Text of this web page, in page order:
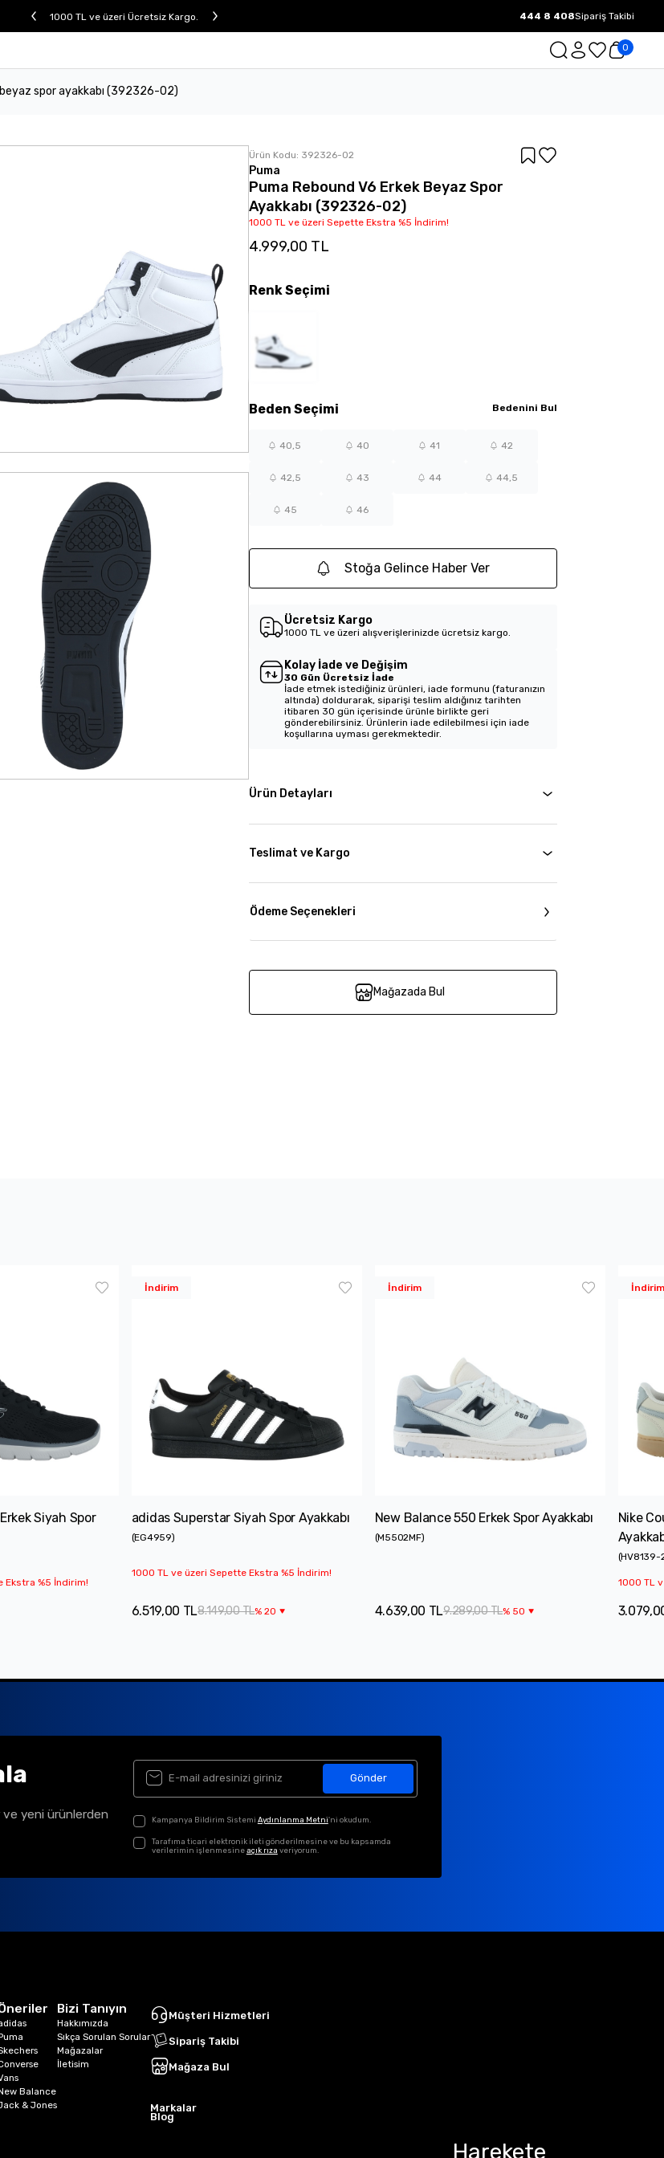
1000 TL ve üzeri Ücretsiz Kargo. 1000 TL ve üzeri Ücretsiz Kargo.
444 8 408Sipariş Takibi
0
spor ayakkabı (392326-02)
Ürün Kodu: 392326-02
Puma
Puma Rebound V6 Erkek Beyaz Spor
Ayakkabı (392326-02)
1000 TL ve üzeri Sepette Ekstra %5 İndirim!
4.999,00 TL
Beden Seçimi Bedenini Bul
40,5 40 41 42
42,5 43 44 44,5
45 46
RenkSeçimi
Stoğa Gelince Haber Ver
Ücretsiz Kargo
1000 TL ve üzeri alışverişlerinizde ücretsiz kargo.
Kolay İade ve Değişim
30 Gün Ücretsiz İade
İade etmek istediğiniz ürünleri, iade formunu (faturanızın
altında) doldurarak, siparişi teslim aldığınız tarihten
itibaren 30 gün içerisinde ürünle birlikte geri
gönderebilirsiniz. Ürünlerin iade edilebilmesi için iade
koşullarına uyması gerekmektedir.
Ürün Detayları
Teslimat ve Kargo
Ödeme Seçenekleri
Mağazada Bul
Siyah Spor
Ekstra %5 İndirim!
İndirim
adidas Superstar Siyah Spor Ayakkabı
(EG4959)
1000 TL ve üzeri Sepette Ekstra %5 İndirim!
8.149,00 TL%20
6.519,00 TL
İndirim
New Balance 550 Erkek Spor Ayakkabı
(M5502MF)
9.289,00 TL% 50
4.639,00 TL
İndirim
Nike
(HV8139-
1000 TL
ve yeni ürünlerden
Gönder
Kampanya Bildirim Sistemi Aydınlanma Metni'ni okudum.
Tarafıma ticari elektronik ileti gönderilmesine ve bu kapsamda
verilerimin işlenmesineaçık rıza veriyorum.
Balance
& Jones
Bizi Tanıyın
Hakkımızda
Sıkça Sorulan Sorular
Mağazalar
İletisim
Müşteri Hizmetleri
Sipariş Takibi
Mağaza Bul
Markalar
Blog
Harekete